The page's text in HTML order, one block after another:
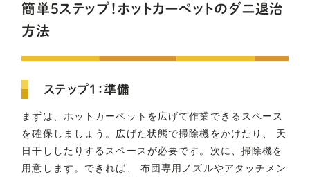
簡単5ステップ！ホットカーペットのダニ退治
方法
ステップ1：準備
まずは、ホットカーペットを広げて作業できるスペース
を確保しましょう。広げた状態で掃除機をかけたり、 天
日干ししたりするスペースが必要です。次に、掃除機を
用意します。できれば、 布団専用ノズルやアタッチメン